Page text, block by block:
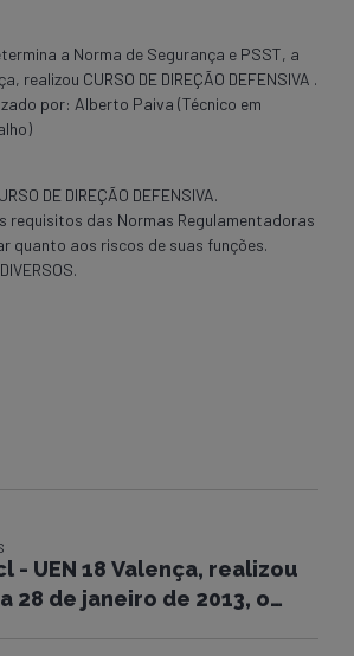
a Norma de Segurança e PSST, a
realizou CURSO DE DIREÇÃO DEFENSIVA .
por: Alberto Paiva (Técnico em
DE DIREÇÃO DEFENSIVA.
requisitos das Normas Regulamentadoras
quanto aos riscos de suas funções.
- UEN 18 Valença, realizou
28 de janeiro de 2013, o